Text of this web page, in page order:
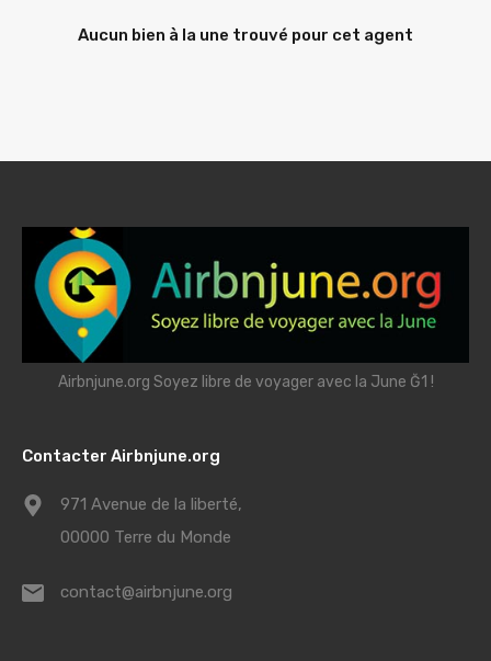
Aucun bien à la une trouvé pour cet agent
Airbnjune.org Soyez libre de voyager avec la June Ğ1 !
Contacter Airbnjune.org
971 Avenue de la liberté,
00000 Terre du Monde
contact@airbnjune.org